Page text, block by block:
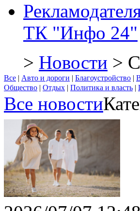
ТК "Инфо 24"
> Новости >
Все | Авто и дороги | Благоустройство |
Общество | Отдых | Политика и власть |
Все новости